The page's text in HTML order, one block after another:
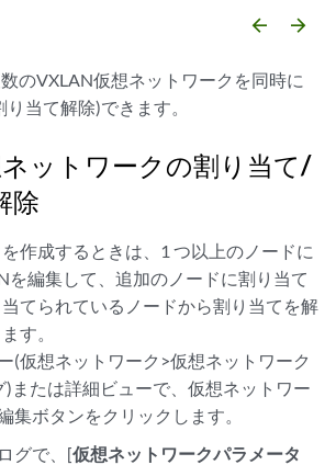
arrow_backward arrow_forward
のVXLAN仮想ネットワークを同時に
当て解除)できます。
ットワークの割り当て/
除
作成するときは、1 つ以上のノードに
を編集して、追加のノードに割り当て
てられているノードから割り当てを解
す。
(仮想ネットワーク>仮想ネットワーク
)または詳細ビューで、仮想ネットワー
集ボタンをクリックします。
グで、[仮想ネットワークパラメータ